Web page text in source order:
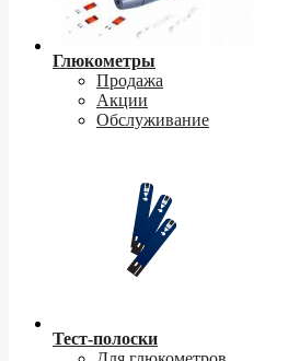
Глюкометры
Продажа
Акции
Обслуживание
Тест-полоски